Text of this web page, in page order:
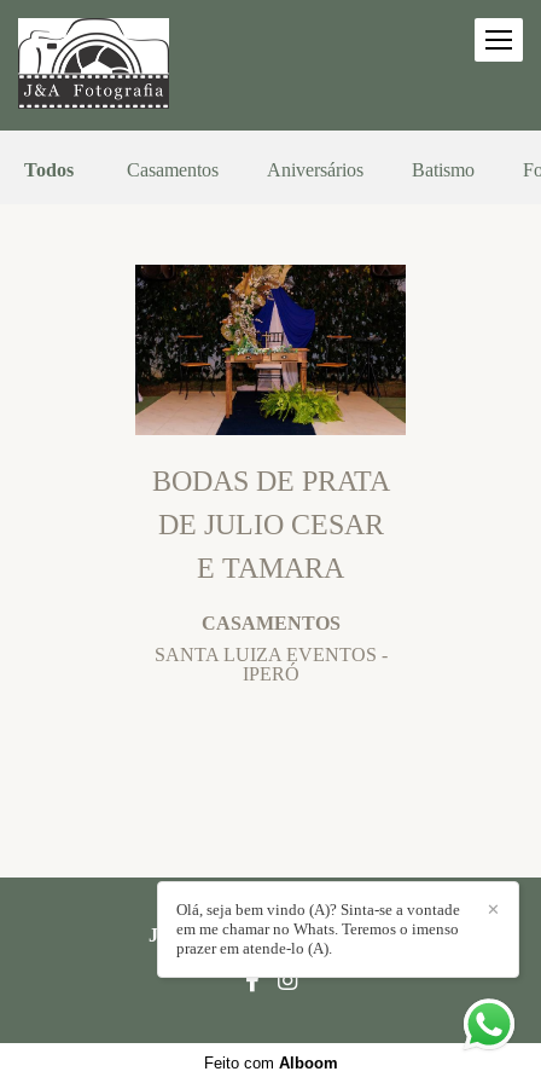
Todos Casamentos Aniversários Batismo
BODAS DE PRATA
DE JULIO CESAR
E TAMARA
CASAMENTOS
SANTA LUIZA EVENTOS -
IPERÓ
JORGE PAULO/CONTATO
✕
Olá, seja bem vindo (A)? Sinta-se a vontade
em me chamar no Whats. Teremos o imenso
prazer em atende-lo (A).
Feito com Alboom